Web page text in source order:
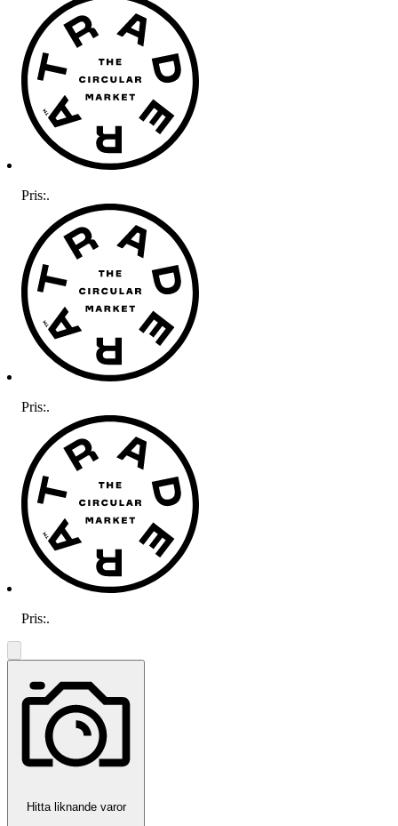
Pris:.
Pris:.
Pris:.
Hitta liknande varor